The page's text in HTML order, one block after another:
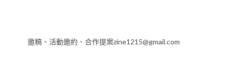
邀稿、活動邀約、合作提案zine1215@gmail.com